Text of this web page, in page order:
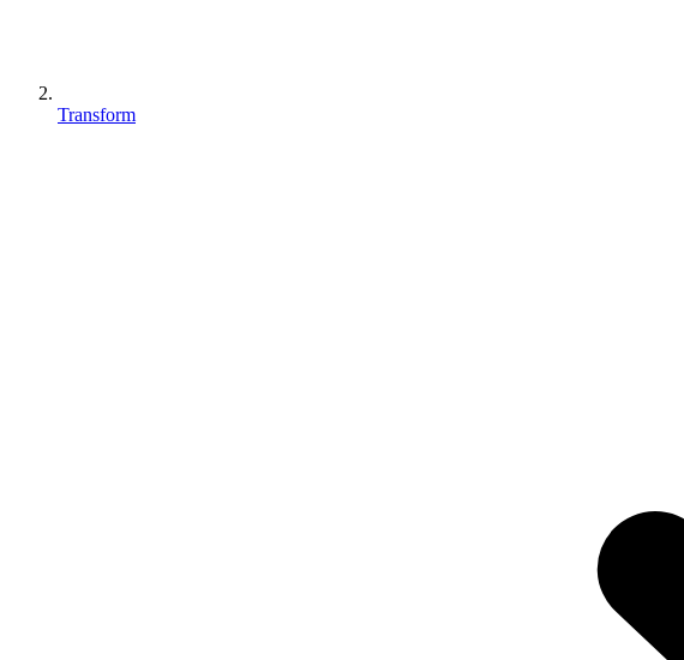
Transform